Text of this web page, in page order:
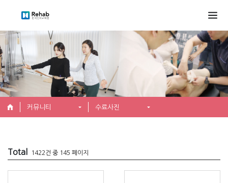
커뮤니티 수료사진
Total 1422건 중 145 페이지